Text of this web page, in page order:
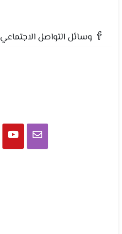
وسائل التواصل الاجتماعي